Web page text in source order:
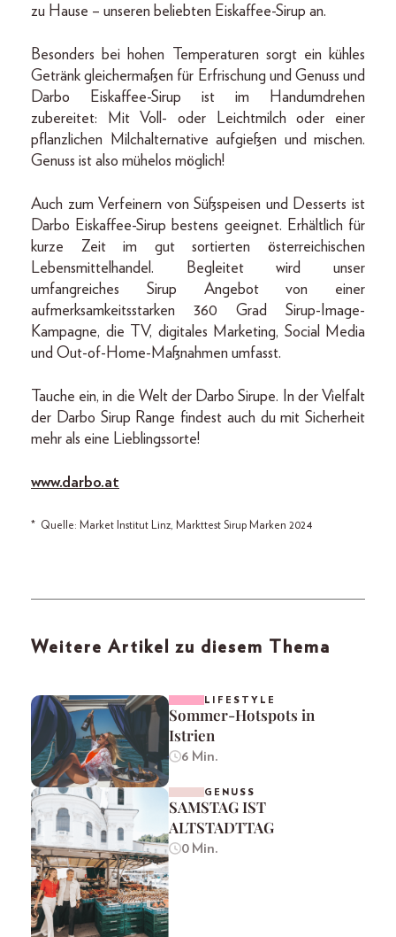
zu Hause – unseren beliebten Eiskaffee-Sirup an.
Besonders bei hohen Temperaturen sorgt ein kühles
Getränk gleichermaßen für Erfrischung und Genuss und
Darbo Eiskaffee-Sirup ist im Handumdrehen
zubereitet: Mit Voll- oder Leichtmilch oder einer
pflanzlichen Milchalternative aufgießen und mischen.
Genuss ist also mühelos möglich!
Auch zum Verfeinern von Süßspeisen und Desserts ist
Darbo Eiskaffee-Sirup bestens geeignet. Erhältlich für
kurze Zeit im gut sortierten österreichischen
Lebensmittelhandel. Begleitet wird unser
umfangreiches Sirup Angebot von einer
aufmerksamkeitsstarken 360 Grad Sirup-Image-
Kampagne, die TV, digitales Marketing, Social Media
und Out-of-Home-Maßnahmen umfasst.
Tauche ein, in die Welt der Darbo Sirupe. In der Vielfalt
der Darbo Sirup Range findest auch du mit Sicherheit
mehr als eine Lieblingssorte!
www.darbo.at
* Quelle: Market Institut Linz, Markttest Sirup Marken 2024
Weitere Artikel zu diesem Thema
LIFESTYLE
Sommer-Hotspots in
Istrien
6 Min.
GENUSS
SAMSTAG IST
ALTSTADTTAG
0 Min.